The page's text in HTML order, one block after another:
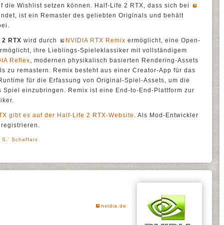
die Wishlist setzen können. Half-Life 2 RTX, dass sich bei
ist ein Remaster des geliebten Originals und behält
RTX wird durch NVIDIA RTX Remix ermöglicht, eine Open-
ihre Lieblings-Spieleklassiker mit vollständigem
Reflex, modernen physikalisch basierten Rendering-Assets
zu remastern. Remix besteht aus einer Creator-App für das
für die Erfassung von Original-Spiel-Assets, um die
einzubringen. Remix ist eine End-to-End-Plattform zur
gibt es auf der Half-Life 2 RTX-Website . Als Mod-Entwickler
S.' Schaffarz
nvidia.de